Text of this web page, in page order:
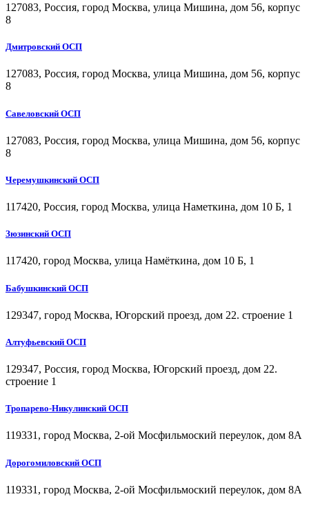
127083, Россия, город Москва, улица Мишина, дом 56, корпус
8
Дмитровский ОСП
127083, Россия, город Москва, улица Мишина, дом 56, корпус
8
Савеловский ОСП
127083, Россия, город Москва, улица Мишина, дом 56, корпус
8
Черемушкинский ОСП
117420, Россия, город Москва, улица Наметкина, дом 10 Б, 1
Зюзинский ОСП
117420, город Москва, улица Намёткина, дом 10 Б, 1
Бабушкинский ОСП
129347, город Москва, Югорский проезд, дом 22. строение 1
Алтуфьевский ОСП
129347, Россия, город Москва, Югорский проезд, дом 22.
строение 1
Тропарево-Никулинский ОСП
119331, город Москва, 2-ой Мосфильмоский переулок, дом 8А
Дорогомиловский ОСП
119331, город Москва, 2-ой Мосфильмоский переулок, дом 8А